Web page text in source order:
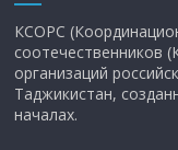
КСОРС
соотечественников
организаций
Таджикистан,
началах.